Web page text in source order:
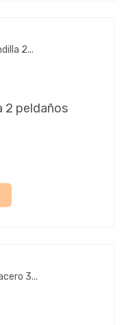
2 peldaños